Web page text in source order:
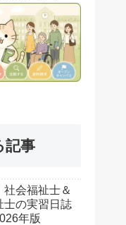
記事
社会福祉士＆
士の実習日誌
年版